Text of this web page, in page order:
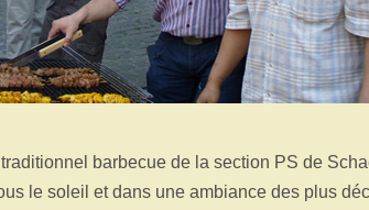
barbecue de la section PS de
le soleil et dans une ambiance des plus